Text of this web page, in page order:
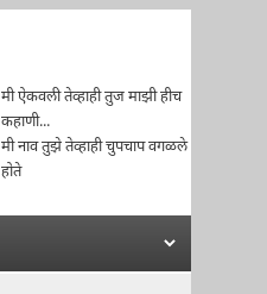
मी ऐकवली तेव्हाही तुज माझी हीच
कहाणी...
मी नाव तुझे तेव्हाही चुपचाप वगळले
होते